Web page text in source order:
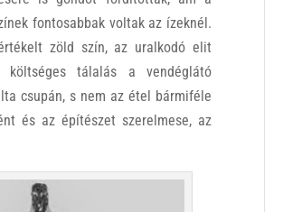
fontosabbak voltak az ízeknél.
zöld szín, az uralkodó elit
költséges tálalás a vendéglátó
csupán, s nem az étel bármiféle
és az építészet szerelmese, az